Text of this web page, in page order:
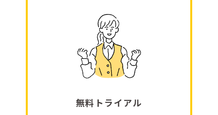
無料トライアル